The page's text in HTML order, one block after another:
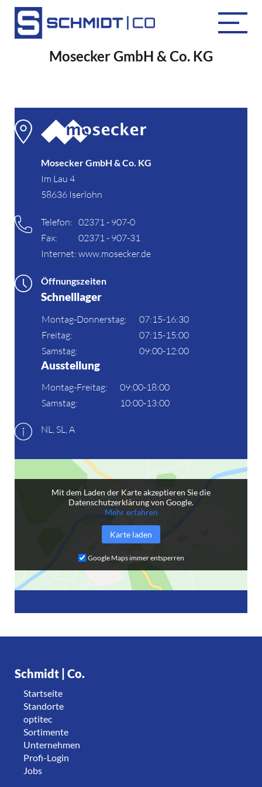
Mosecker GmbH & Co. KG
Mosecker GmbH & Co. KG
Im Lau 4
58636 Iserlohn
Telefon: 02371 - 907-0
Fax:
02371 - 907-31
Internet: www.mosecker.de
Öffnungszeiten
Schnelllager
Montag-Donnerstag:
07:15-16:30
Freitag:
07:15-15:00
Samstag:
09:00-12:00
Ausstellung
Montag-Freitag:
09:00-18:00
Samstag:
10:00-13:00
NL, SL, A
Mit dem Laden der Karte akzeptieren Sie die
Datenschutzerklärung von Google.
Mehr erfahren
Karte laden
Google Maps immer entsperren
Schmidt | Co.
Startseite
Standorte
optitec
Sortimente
Unternehmen
Profi-Login
Jobs